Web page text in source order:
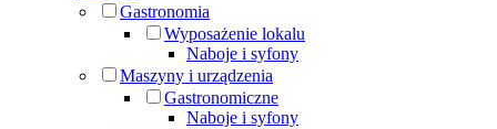
Gastronomia
Wyposażenie lokalu
Naboje i syfony
Maszyny i urządzenia
Gastronomiczne
Naboje i syfony